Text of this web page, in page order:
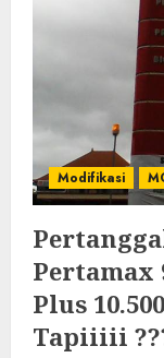
Modifikasi
Pertamax
Plus
Tapiiiii